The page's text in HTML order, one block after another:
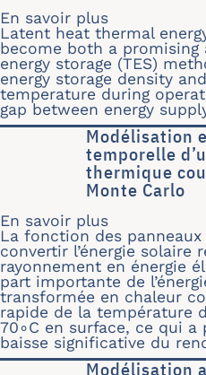
En savoir plus
Latent heat thermal
become both a
energy storage (TES)
energy storage density
temperature during
gap between energy
Modélisation
temporelle
thermique
Monte Carlo
En savoir plus
La fonction des
convertir l’énergie solaire
rayonnement en énergie
part importante de
transformée en chaleur
rapide de la température
70∘C en surface, ce qui a
baisse significative du
Modélisation